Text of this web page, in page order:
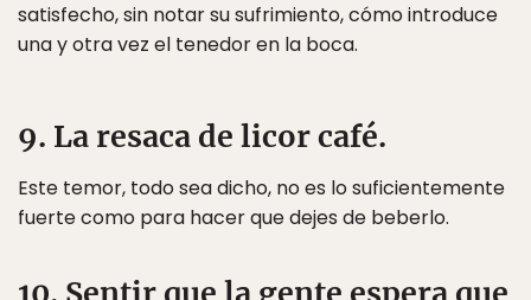
satisfecho, sin notar su sufrimiento, cómo introduce
una y otra vez el tenedor en la boca.
9. La resaca de licor café.
Este temor, todo sea dicho, no es lo suficientemente
fuerte como para hacer que dejes de beberlo.